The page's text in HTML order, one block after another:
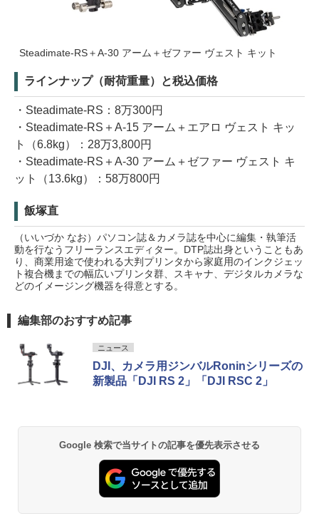
Steadimate-RS＋A-30 アーム＋ゼファー ヴェスト キット
ラインナップ（耐荷重量）と税込価格
・Steadimate-RS：8万300円
・Steadimate-RS＋A-15 アーム＋エアロ ヴェスト キッ
ト（6.8kg）：28万3,800円
・Steadimate-RS＋A-30 アーム＋ゼファー ヴェスト キ
ット（13.6kg）：58万800円
飯塚直
（いいづか なお）パソコン誌＆カメラ誌を中心に編集・執筆活
動を行なうフリーランスエディター。DTP誌出身ということもあ
り、商業用途で使われる大判プリンタから家庭用のインクジェッ
ト複合機までの幅広いプリンタ群、スキャナ、デジタルカメラな
どのイメージング機器を得意とする。
編集部のおすすめ記事
ニュース
DJI、カメラ用ジンバルRoninシリーズの
新製品「DJI RS 2」「DJI RSC 2」
Google 検索で当サイトの記事を優先表示させる